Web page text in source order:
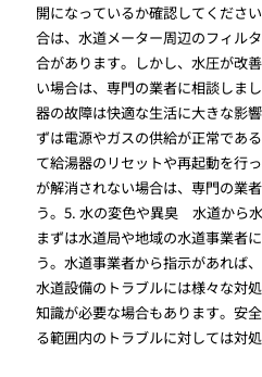
開になっているか確認してくださ
合は、水道メーター周辺のフィル
合があります。しかし、水圧が改
い場合は、専門の業者に相談しま
器の故障は快適な生活に大きな影
ずは電源やガスの供給が正常であ
て給湯器のリセットや再起動を行
が解消されない場合は、専門の業
う。5. 水の変色や異臭 水道から
まずは水道局や地域の水道事業者
う。水道事業者から指示があれば
水道設備のトラブルには様々な対
知識が必要な場合もあります。安
る範囲内のトラブルに対しては対